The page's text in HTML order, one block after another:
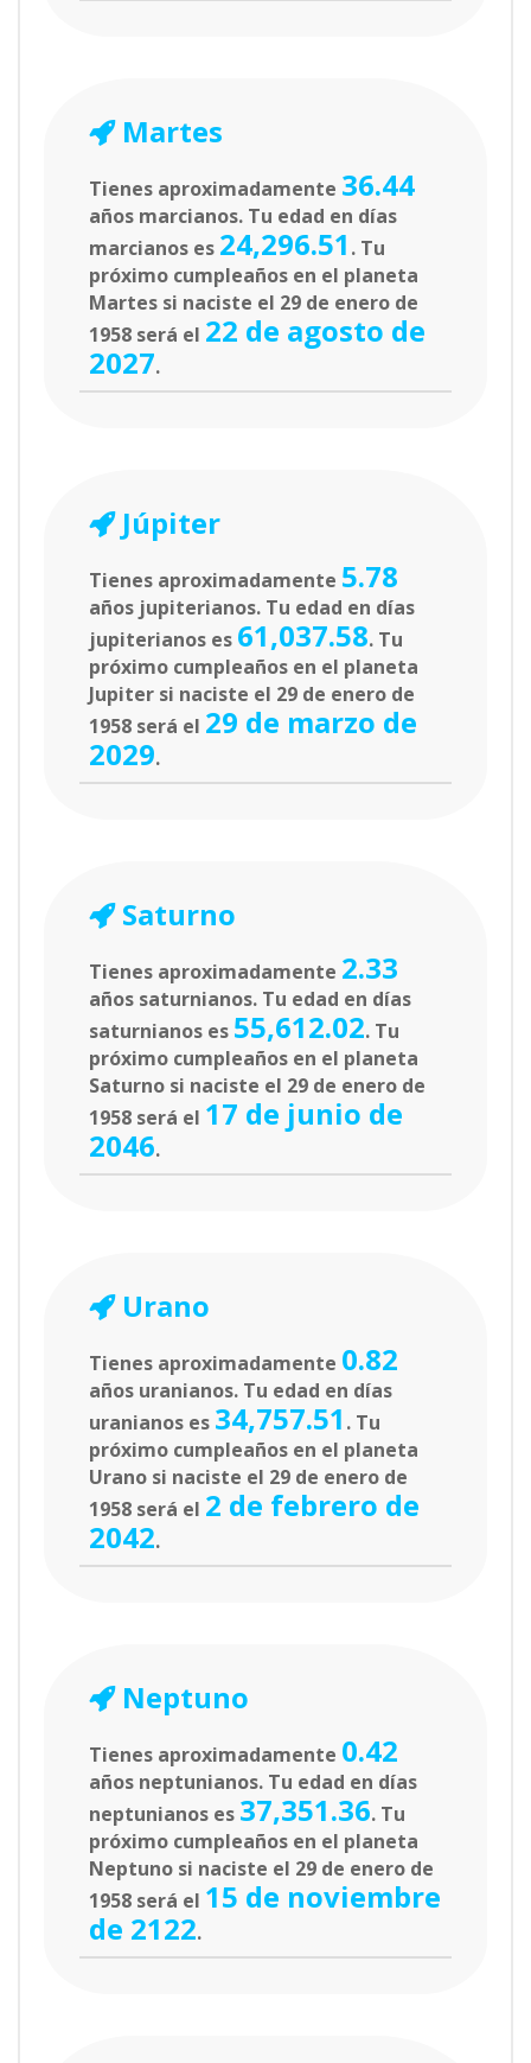
Martes
Tienes aproximadamente 36.44
años marcianos. Tu edad en días
marcianos es 24,296.51 . Tu
próximo cumpleaños en el planeta
Martes si naciste el 29 de enero de
1958 será el 22 de agosto de
2027.
Júpiter
Tienes aproximadamente 5.78
años jupiterianos. Tu edad en días
jupiterianos es 61,037.58. Tu
próximo cumpleaños en el planeta
Jupiter si naciste el 29 de enero de
1958 será el 29 de marzo de
2029.
Saturno
Tienes aproximadamente 2.33
años saturnianos. Tu edad en días
saturnianos es 55,612.02. Tu
próximo cumpleaños en el planeta
Saturno si naciste el 29 de enero de
1958 será el 17 de junio de
2046.
Urano
Tienes aproximadamente 0.82
años uranianos. Tu edad en días
uranianos es 34,757.51 . Tu
próximo cumpleaños en el planeta
Urano si naciste el 29 de enero de
1958 será el 2 de febrero de
2042.
Neptuno
Tienes aproximadamente 0.42
años neptunianos. Tu edad en días
neptunianos es 37,351.36. Tu
próximo cumpleaños en el planeta
Neptuno si naciste el 29 de enero de
1958 será el 15 de noviembre
de 2122.